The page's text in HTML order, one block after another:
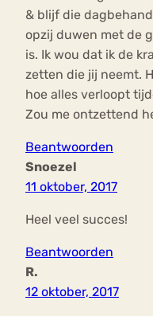
& blijf die
opzij duwen met de
is. Ik wou dat ik de
zetten die jij neemt.
hoe alles verloopt
Zou me ontzettend
Beantwoorden
Snoezel
11 oktober, 2017
Heel veel succes!
Beantwoorden
R.
12 oktober, 2017